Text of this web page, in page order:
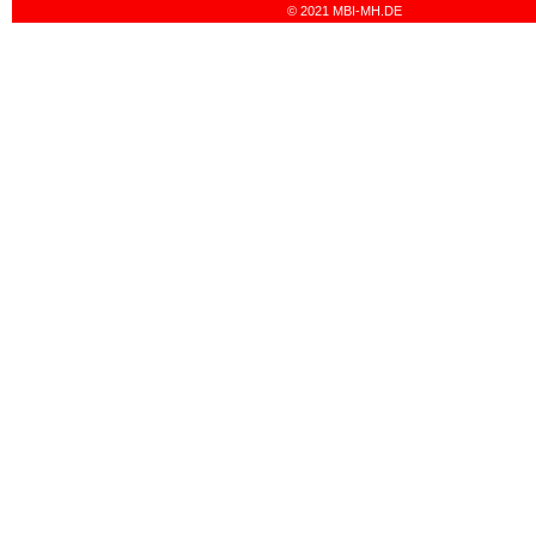
© 2021 MBI-MH.DE